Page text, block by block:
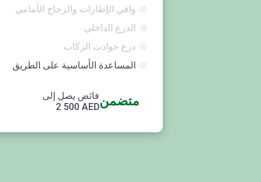
واقي الإطارات والزجاج الأمامي
الدرع الداخلي
درع حوادث الركاب
المساعدة الأساسية على الطريق
متضمنفائض يصل إلى
2 500 AED